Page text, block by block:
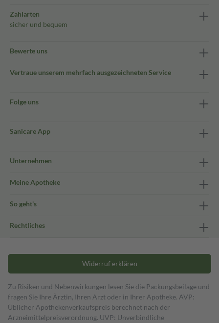
Zahlarten
sicher und bequem
Bewerte uns
Vertraue unserem mehrfach ausgezeichneten Service
Folge uns
Sanicare App
Unternehmen
Meine Apotheke
So geht's
Rechtliches
Widerruf erklären
Zu Risiken und Nebenwirkungen lesen Sie die Packungsbeilage und
fragen Sie Ihre Ärztin, Ihren Arzt oder in Ihrer Apotheke. AVP:
Üblicher Apothekenverkaufspreis berechnet nach der
Arzneimittelpreisverordnung. UVP: Unverbindliche